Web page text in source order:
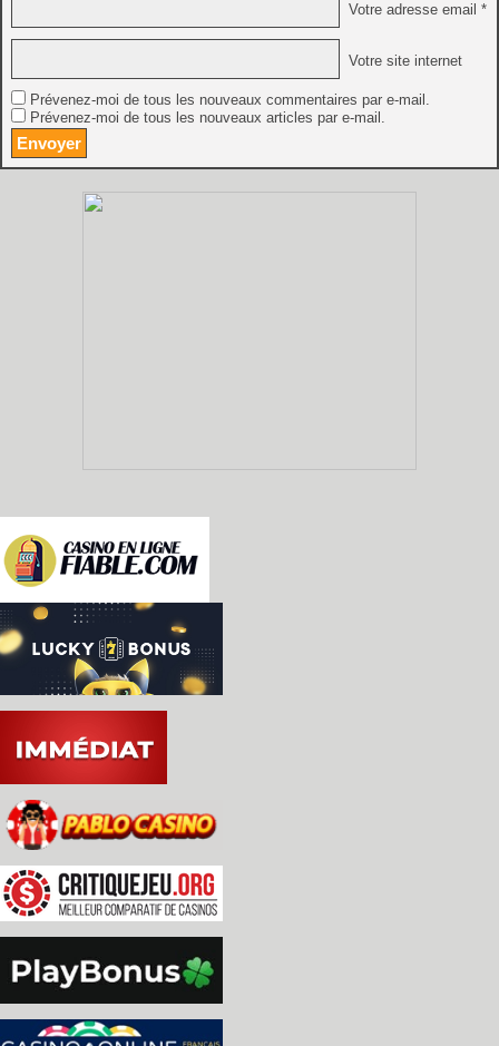
Votre adresse email *
Votre site internet
Prévenez-moi de tous les nouveaux commentaires par e-mail.
Prévenez-moi de tous les nouveaux articles par e-mail.